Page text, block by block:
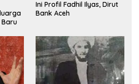
Ini Profil Fadhil Ilyas, Dirut
Bank Aceh